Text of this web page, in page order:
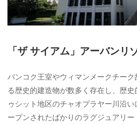
「ザ サイアム」アーバンリ
バンコク王室やウィマンメークチー
る歴史的建造物が数多く存在し、歴
ゥシット地区のチャオプラヤー川沿い
ープンされたばかりのラグジュアリー